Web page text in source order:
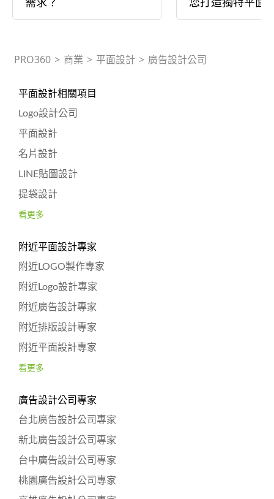
PRO360 > 商業 > 平面設計 > 廣告設計公司
平面設計相關項目
Logo設計公司
平面設計
名片設計
LINE貼圖設計
提袋設計
看更多
附近平面設計專家
附近LOGO製作專家
附近Logo設計專家
附近廣告設計專家
附近排版設計專家
附近平面設計專家
看更多
廣告設計公司專家
台北廣告設計公司專家
新北廣告設計公司專家
台中廣告設計公司專家
桃園廣告設計公司專家